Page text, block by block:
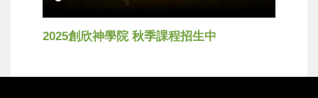
2025創欣神學院 秋季課程招生中